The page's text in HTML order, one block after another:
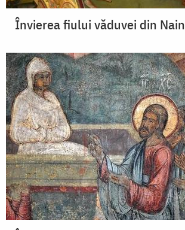
Învierea fiului văduvei din Nain